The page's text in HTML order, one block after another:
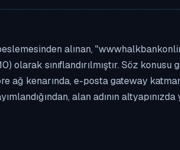
alınan,
sınıflandırılmıştır. Söz
ağ kenarında, e-posta gateway
alan adının